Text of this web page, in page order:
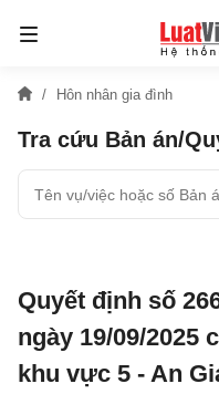
Hôn nhân gia đình
Tra cứu Bản án/
Quyết định số
ngày 19/09/2025
khu vực 5 - An